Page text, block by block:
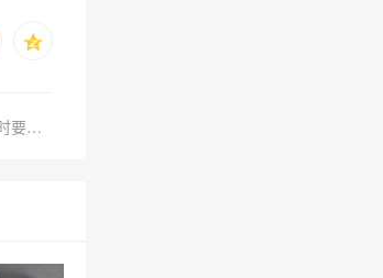
下一篇：企业级硬盘和NAS硬盘有什么区别？选购时要注意哪些参数？